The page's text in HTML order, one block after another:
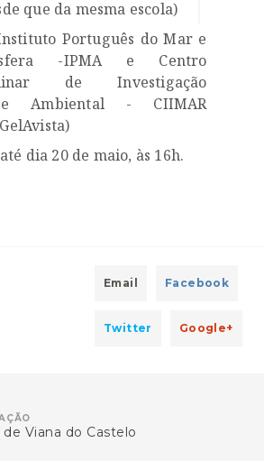
que da mesma escola)
Português do Mar e
-IPMA e Centro
de Investigação
Ambiental - CIIMAR
dia 20 de maio, às 16h.
Email Facebook
Twitter Google+
de Viana do Castelo